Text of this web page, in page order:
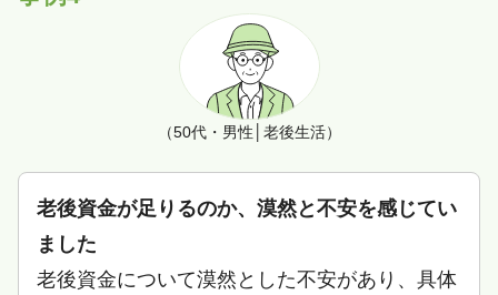
（50代・男性│老後生活）
老後資金が足りるのか、漠然と不安を感じてい
ました
老後資金について漠然とした不安があり、具体